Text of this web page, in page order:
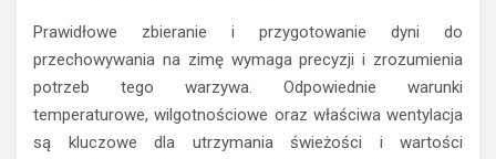
Prawidłowe zbieranie i przygotowanie dyni do
przechowywania na zimę wymaga precyzji i zrozumienia
potrzeb tego warzywa. Odpowiednie warunki
temperaturowe, wilgotnościowe oraz właściwa wentylacja
są kluczowe dla utrzymania świeżości i wartości